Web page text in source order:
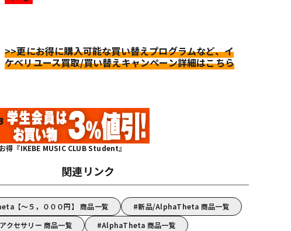
>>更にお得に購入可能な買い替えプログラムなど、イ
ケベリユース買取/買い替えキャンペーン詳細はこちら
得『IKEBE MUSIC CLUB Student』
関連リンク
【～５，０００円】 商品一覧
新品/AlphaTheta 商品一覧
セサリー 商品一覧
AlphaTheta 商品一覧